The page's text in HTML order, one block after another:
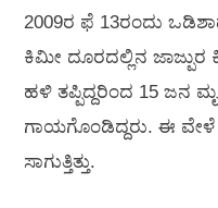
2009ರ ಫೆ 13ರಂದು
ಕಿಮೀ ದೂರದಲ್ಲಿನ
ಹಳಿ ತಪ್ಪಿದ್ದರಿಂದ 15 ಜನ
ಗಾಯಗೊಂಡಿದ್ದರು. ಈ ವೇಳೆ
ಸಾಗುತ್ತಿತ್ತು.